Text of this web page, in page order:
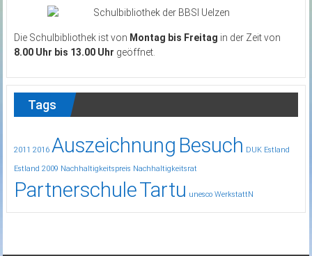
Die Schulbibliothek ist von Montag bis Freitag in der Zeit von
8.00 Uhr bis 13.00 Uhr geöffnet.
Tags
2011 2016 Auszeichnung Besuch DUK Estland
Estland 2009 Nachhaltigkeitspreis Nachhaltigkeitsrat
PartnerschuleTartu unesco WerkstattN